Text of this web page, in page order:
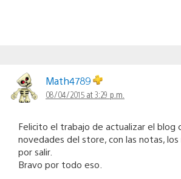
Math4789
08/04/2015 at 3:29 p.m.
Felicito el trabajo de actualizar el blog
novedades del store, con las notas,
por salir.
Bravo por todo eso.